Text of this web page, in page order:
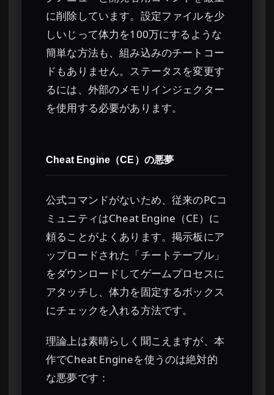
に削除しています。設定ファイルを少
しいじって体力を100万にするような
簡単な方法も、組み込みのチートコー
ドもありません。ステータスを変更す
るには、外部のメモリインジェクター
を使用する必要があります。
Cheat Engine（CE）の悪夢
公式コマンドがないため、従来のPCコ
ミュニティはCheat Engine（CE）に
頼ることがよくあります。掲示板にア
ップロードされた「チートテーブル」
をダウンロードしてゲームプロセスに
アタッチし、体力を固定するボックス
にチェックを入れる方法です。
理論上は素晴らしく聞こえますが、本
作でCheat Engineを使うのは絶対的
な悪夢です：